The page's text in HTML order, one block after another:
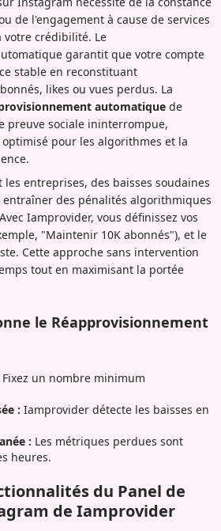
de l'engagement à cause de services
crédibilité. Le
garantit que votre compte
stable en reconstituant
likes ou vues perdus. La
automatique de
preuve sociale ininterrompue,
pour les algorithmes et la
entreprises, des baisses soudaines
des pénalités algorithmiques
Iamprovider, vous définissez vos
"Maintenir 10K abonnés"), et le
Cette approche sans intervention
tout en maximisant la portée
le Réapprovisionnement
Fixez un nombre minimum
: Iamprovider détecte les baisses en
: Les métriques perdues sont
heures.
du Panel de
de Iamprovider